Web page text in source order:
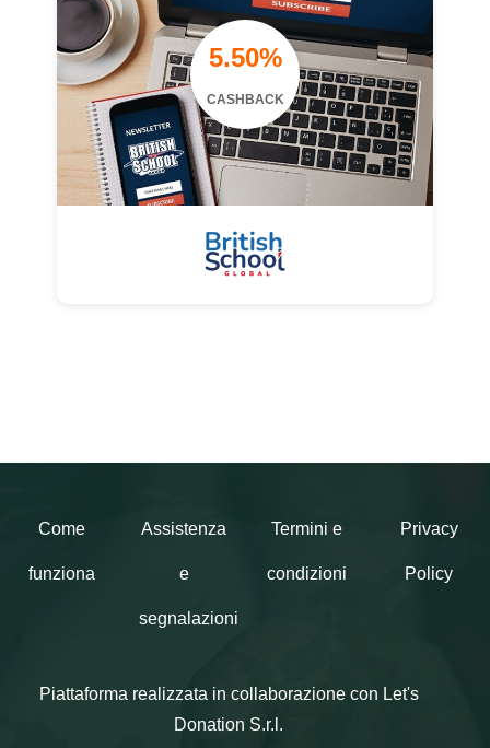
5.50%
CASHBACK
Come
funziona
Assistenza
e
segnalazioni
Termini e
condizioni
Privacy
Policy
Piattaforma realizzata in collaborazione con Let's
Donation S.r.l.